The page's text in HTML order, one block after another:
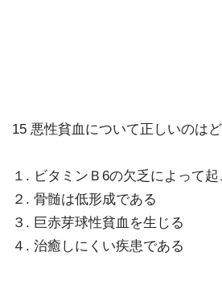
15 悪性貧血について正しいのはど
１. ビタミンＢ6の欠乏によって起
２. 骨髄は低形成である
３. 巨赤芽球性貧血を生じる
４. 治癒しにくい疾患である